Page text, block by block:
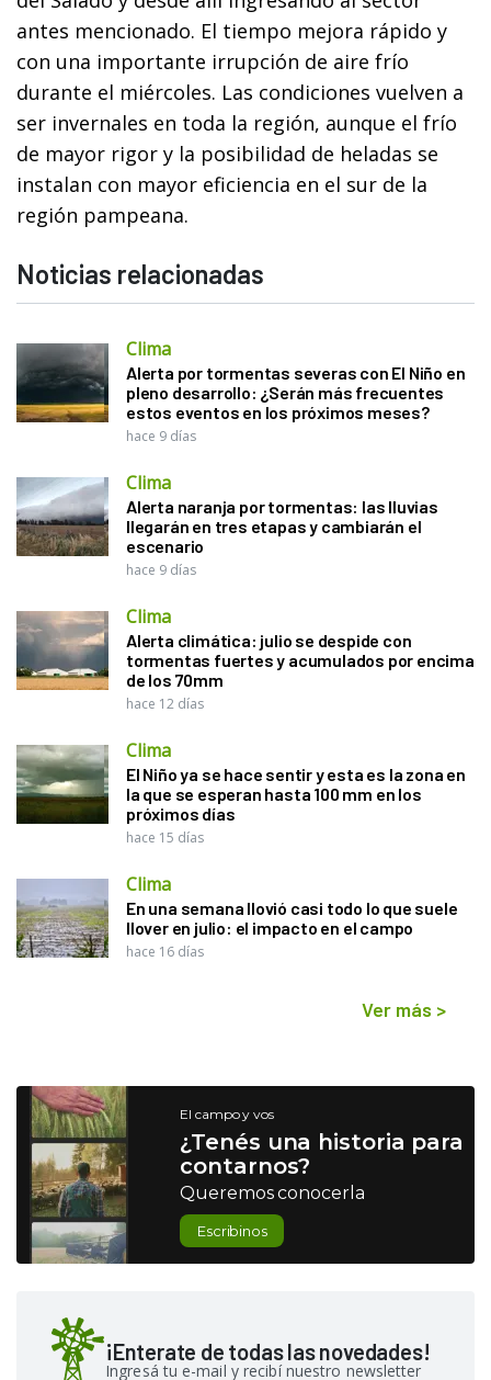
antes mencionado. El tiempo mejora rápido y
con una importante irrupción de aire frío
durante el miércoles. Las condiciones vuelven a
ser invernales en toda la región, aunque el frío
de mayor rigor y la posibilidad de heladas se
instalan con mayor eficiencia en el sur de la
región pampeana.
Noticias relacionadas
Clima
Alerta por tormentas severas con El Niño en
pleno desarrollo: ¿Serán más frecuentes
estos eventos en los próximos meses?
hace 9 días
Clima
Alerta naranja por tormentas: las lluvias
llegarán en tres etapas y cambiarán el
escenario
hace 9 días
Clima
Alerta climática: julio se despide con
tormentas fuertes y acumulados por encima
de los 70mm
hace 12 días
Clima
El Niño ya se hace sentir y esta es la zona en
la que se esperan hasta 100 mm en los
próximos días
hace 15 días
Clima
En una semana llovió casi todo lo que suele
llover en julio: el impacto en el campo
hace 16 días
Ver más >
El campo y vos
¿Tenés una historia para
contarnos?
Queremos conocerla
Escribinos
¡Enterate de todas las novedades!
Ingresá tu e-mail y recibí nuestro newsletter